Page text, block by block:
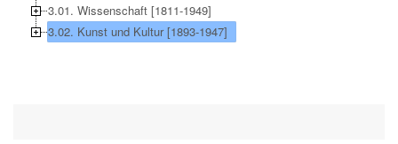
3.01. Wissenschaft [1811-1949]
3.02. Kunst und Kultur [1893-1947]